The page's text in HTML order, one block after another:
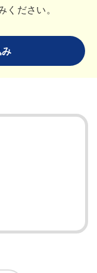
ください。
み